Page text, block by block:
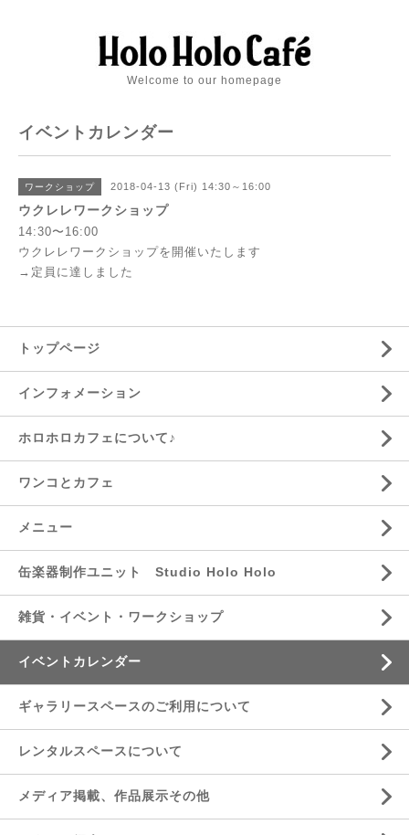
Welcome to our homepage
イベントカレンダー
ワークショップ 2018-04-13 (Fri) 14:30～16:00
ウクレレワークショップ
14:30〜16:00
ウクレレワークショップを開催いたします
→定員に達しました
トップページ
インフォメーション
ホロホロカフェについて♪
ワンコとカフェ
メニュー
缶楽器制作ユニット Studio Holo Holo
雑貨・イベント・ワークショップ
イベントカレンダー
ギャラリースペースのご利用について
レンタルスペースについて
メディア掲載、作品展示その他